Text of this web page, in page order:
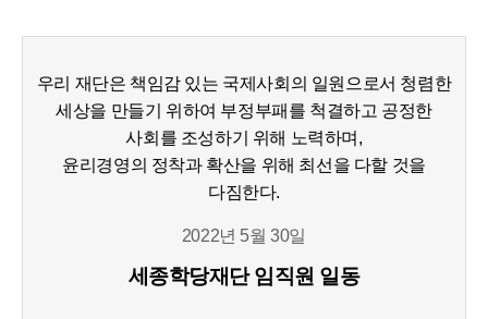
우리 재단은 책임감 있는 국제사회의 일원으로서 청렴한
세상을 만들기 위하여 부정부패를 척결하고 공정한
사회를 조성하기 위해 노력하며,
윤리경영의 정착과 확산을 위해 최선을 다할 것을
다짐한다.
2022년 5월 30일
세종학당재단 임직원 일동